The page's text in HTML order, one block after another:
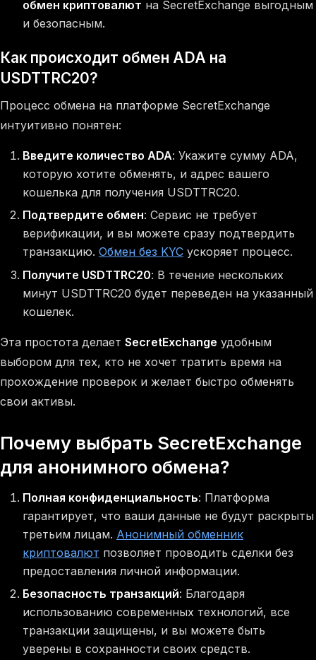
обмен криптовалют на SecretExchange выгодным
и безопасным.
Как происходит обмен ADA на
USDTTRC20?
Процесс обмена на платформе SecretExchange
интуитивно понятен:
Введите количество ADA: Укажите сумму ADA,
которую хотите обменять, и адрес вашего
кошелька для получения USDTTRC20.
Подтвердите обмен: Сервис не требует
верификации, и вы можете сразу подтвердить
транзакцию. Обмен без KYC ускоряет процесс.
Получите USDTTRC20: В течение нескольких
минут USDTTRC20 будет переведен на указанный
кошелек.
Эта простота делает SecretExchange удобным
выбором для тех, кто не хочет тратить время на
прохождение проверок и желает быстро обменять
свои активы.
Почему выбрать SecretExchange
для анонимного обмена?
Полная конфиденциальность: Платформа
гарантирует, что ваши данные не будут раскрыты
третьим лицам. Анонимный обменник
криптовалют позволяет проводить сделки без
предоставления личной информации.
Безопасность транзакций: Благодаря
использованию современных технологий, все
транзакции защищены, и вы можете быть
уверены в сохранности своих средств.